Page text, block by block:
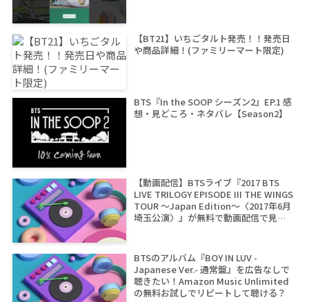
【BT21】いちごタルト発売！！発売日
や商品詳細！(ファミリーマート限定)
BTS『In the SOOP シーズン2』EP.1 感
想・見どころ・ネタバレ【Season2】
【動画配信】BTSライブ『2017 BTS
LIVE TRILOGY EPISODE III THE WINGS
TOUR ～Japan Edition～〈2017年6月
埼玉公演〉』が無料で動画配信で見れ
BTSのアルバム『BOY IN LUV -
Japanese Ver.- 通常盤』を広告なしで
聴きたい！Amazon Music Unlimited
の無料お試しでリピートして聴ける？